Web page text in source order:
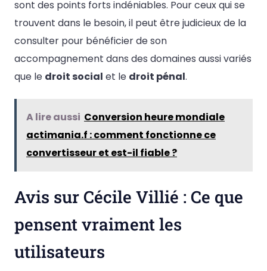
sont des points forts indéniables. Pour ceux qui se
trouvent dans le besoin, il peut être judicieux de la
consulter pour bénéficier de son
accompagnement dans des domaines aussi variés
que le droit social et le droit pénal.
A lire aussi Conversion heure mondiale
actimania.f : comment fonctionne ce
convertisseur et est-il fiable ?
Avis sur Cécile Villié : Ce que
pensent vraiment les
utilisateurs